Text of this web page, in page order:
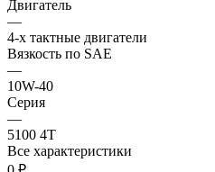
Двигатель
—
4-х тактные двигатели
Вязкость по SAE
—
10W-40
Серия
—
5100 4T
Все характеристики